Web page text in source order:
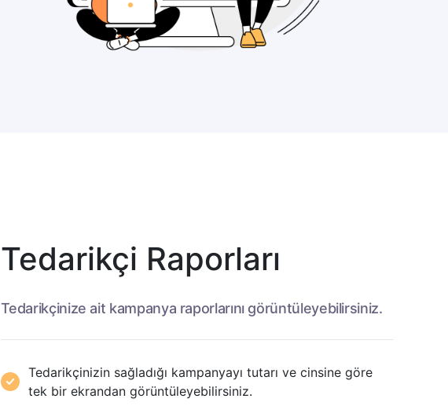
Tedarikçi Raporları
Tedarikçinize ait kampanya raporlarını görüntüleyebilirsiniz.
Tedarikçinizin sağladığı kampanyayı tutarı ve cinsine göre
tek bir ekrandan görüntüleyebilirsiniz.